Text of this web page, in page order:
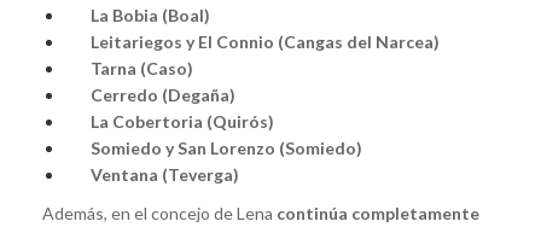
La Bobia (Boal)
Leitariegos y El Connio (Cangas del Narcea)
Tarna (Caso)
Cerredo (Degaña)
La Cobertoria (Quirós)
Somiedo y San Lorenzo (Somiedo)
Ventana (Teverga)
Además, en el concejo de Lena continúa completamente